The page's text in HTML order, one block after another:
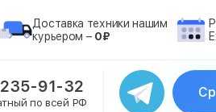
Доставка техники нашим
курьером – 0₽
91-32
по всей РФ